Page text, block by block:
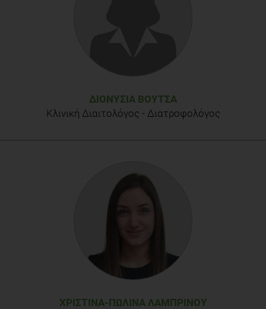
ΔΙΟΝΥΣΊΑ ΒΟΥΤΣΆ
Κλινική Διαιτολόγος - Διατροφολόγος
ΧΡΙΣΤΊΝΑ-ΠΩΛΊΝΑ ΛΑΜΠΡΙΝΟΎ